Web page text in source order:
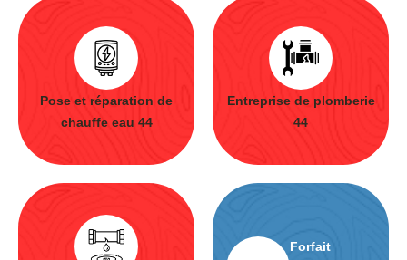
Pose et réparation de
chauffe eau 44
Entreprise de plomberie
44
Forfait